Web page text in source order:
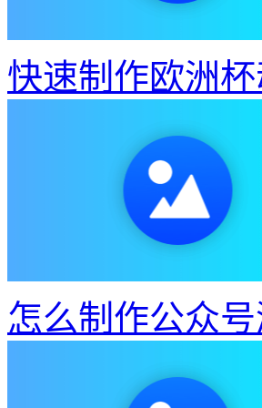
快速制作欧洲
怎么制作公众